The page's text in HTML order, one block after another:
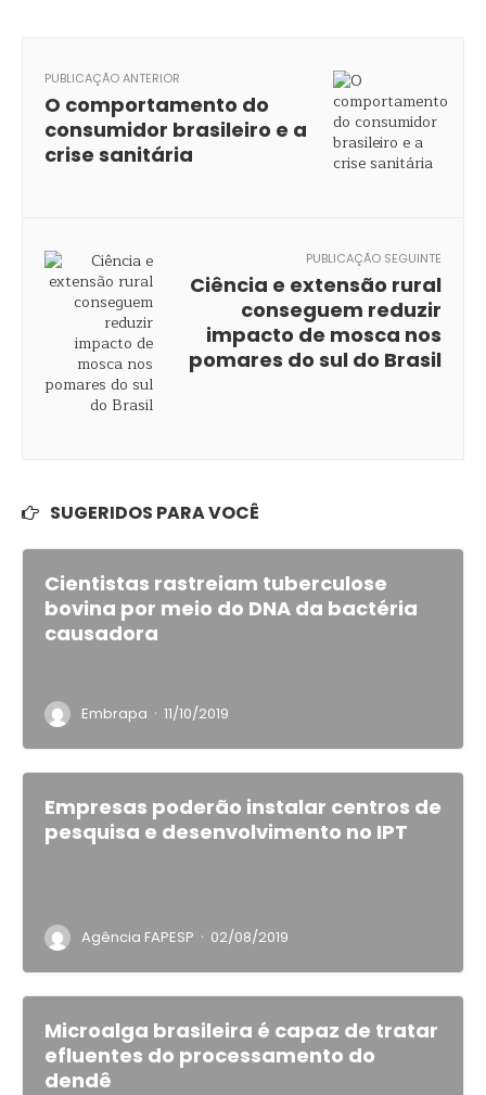
PUBLICAÇÃO ANTERIOR
O comportamento do
consumidor brasileiro e a
crise sanitária
PUBLICAÇÃO SEGUINTE
Ciência e extensão rural
conseguem reduzir
impacto de mosca nos
pomares do sul do Brasil
SUGERIDOS PARA VOCÊ
Cientistas rastreiam tuberculose
bovina por meio do DNA da bactéria
causadora
Embrapa · 11/10/2019
Empresas poderão instalar centros de
pesquisa e desenvolvimento no IPT
Agência FAPESP · 02/08/2019
Microalga brasileira é capaz de tratar
efluentes do processamento do
dendê